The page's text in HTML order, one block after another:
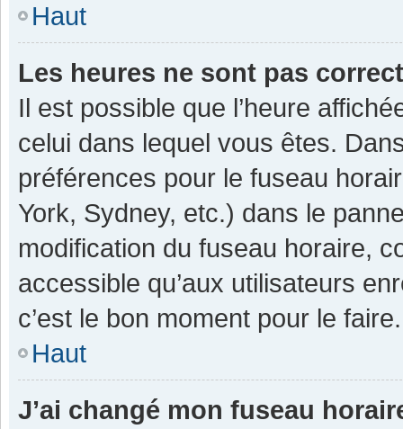
Haut
Les heures ne sont pas
Il est possible que l’heure
celui dans lequel vous êtes.
préférences pour le fuseau
York, Sydney, etc.) dans le
modification du fuseau horaire,
accessible qu’aux utilisateurs
c’est le bon moment pour le faire.
Haut
J’ai changé mon fuseau